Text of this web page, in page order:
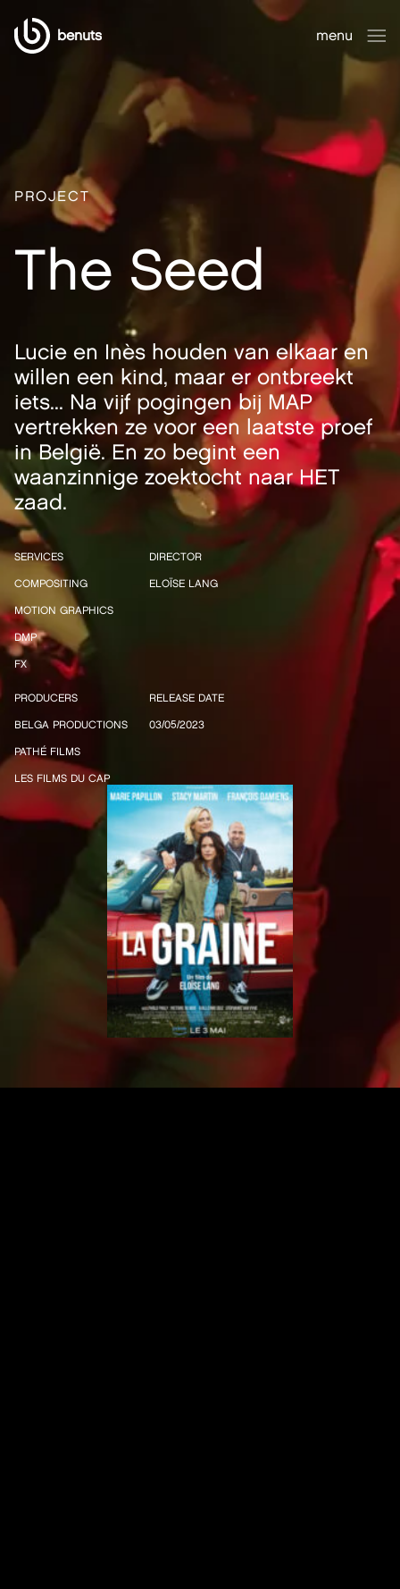
benuts
menu
sluiten
PROJECT
The Seed
Lucie en Inès houden van elkaar en
willen een kind, maar er ontbreekt
iets... Na vijf pogingen bij MAP
vertrekken ze voor een laatste proef
in België. En zo begint een
waanzinnige zoektocht naar HET
zaad.
SERVICES
COMPOSITING
MOTION GRAPHICS
DMP
FX
DIRECTOR
ELOÏSE LANG
PRODUCERS
BELGA PRODUCTIONS
PATHÉ FILMS
LES FILMS DU CAP
RELEASE DATE
03/05/2023